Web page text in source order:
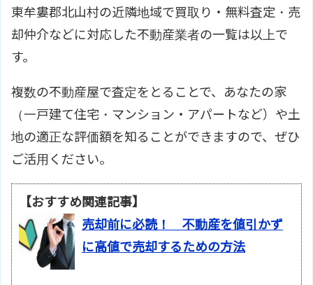
東牟婁郡北山村の近隣地域で買取り・無料査定・売
却仲介などに対応した不動産業者の一覧は以上で
す。
複数の不動産屋で査定をとることで、あなたの家
（一戸建て住宅・マンション・アパートなど）や土
地の適正な評価額を知ることができますので、ぜひ
ご活用ください。
【おすすめ関連記事】
売却前に必読！ 不動産を値引かず
に高値で売却するための方法